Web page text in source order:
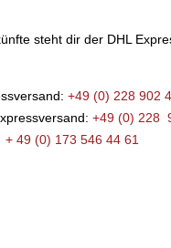
steht dir der DHL
+49 (0) 228 902
+49 (0) 228
+ 49 (0) 173 546 44 61